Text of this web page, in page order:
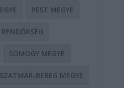
PEST MEGYE
RENDŐRSÉG
SOMOGY MEGYE
BEREG MEGYE